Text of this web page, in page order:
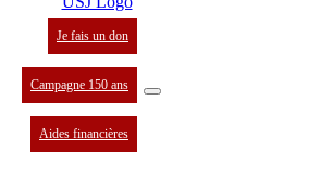
Je fais un don
Campagne 150 ans
Aides financières